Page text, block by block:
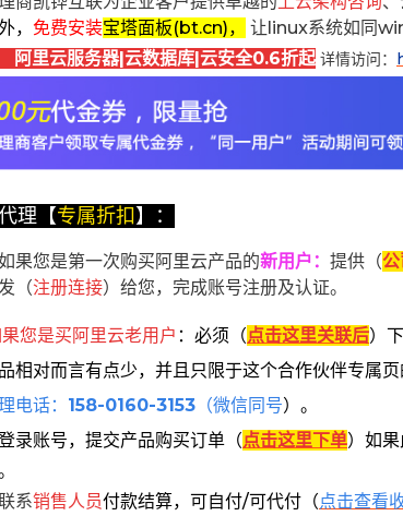
， 免费安装宝塔面板(bt.cn)，
让linux系统如同
阿里云服务器|云数据库|云安全0.6折起 详情访问：
理【专属折扣】：
果您是第一次购买阿里云产品的新用户 ： 提供（
（注册连接）给您，完成账号注册及认证。
您是买阿里云老用户 ： 必须 （点击这里关联后）
相对而言有点少，并且只限于这个合作伙伴专属页
电话： 158-0160-3153 （微信同号）。
录账号，提交产品购买订单（点击这里下单） 如
系销售人员付款结算，可自付/可代付（点击查看